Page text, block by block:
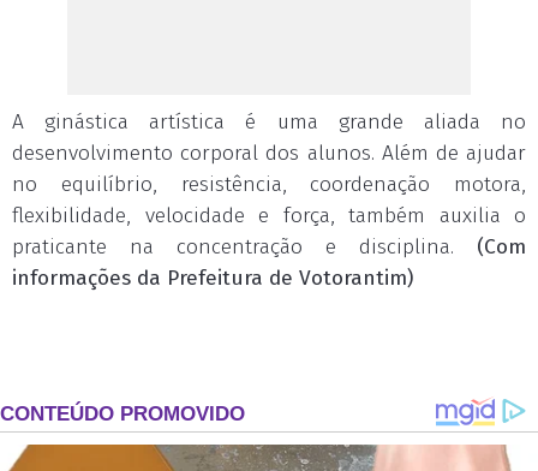
A ginástica artística é uma grande aliada no
desenvolvimento corporal dos alunos. Além de ajudar
no equilíbrio, resistência, coordenação motora,
flexibilidade, velocidade e força, também auxilia o
praticante na concentração e disciplina. (Com
informações da Prefeitura de Votorantim)